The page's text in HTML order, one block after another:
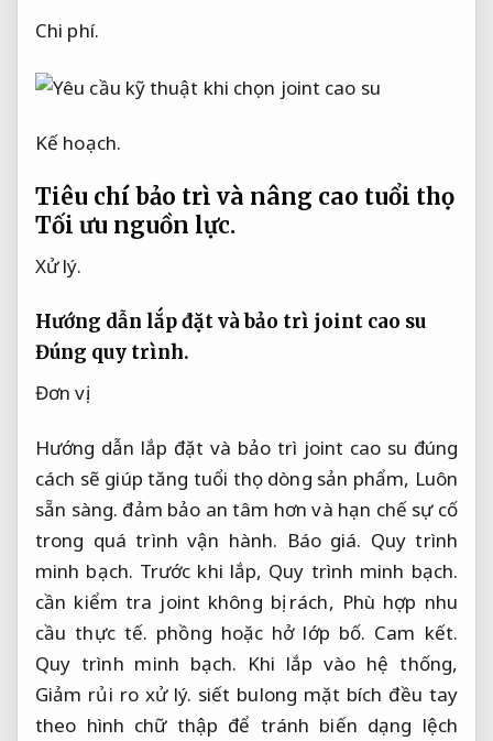
Chi phí.
Kế hoạch.
Tiêu chí bảo trì và nâng cao tuổi thọ
Tối ưu nguồn lực.
Xử lý.
Hướng dẫn lắp đặt và bảo trì joint cao su
Đúng quy trình.
Đơn vị.
Hướng dẫn lắp đặt và bảo trì joint cao su đúng
cách sẽ giúp tăng tuổi thọ dòng sản phẩm, Luôn
sẵn sàng. đảm bảo an tâm hơn và hạn chế sự cố
trong quá trình vận hành. Báo giá. Quy trình
minh bạch. Trước khi lắp, Quy trình minh bạch.
cần kiểm tra joint không bị rách, Phù hợp nhu
cầu thực tế. phồng hoặc hở lớp bố. Cam kết.
Quy trình minh bạch. Khi lắp vào hệ thống,
Giảm rủi ro xử lý. siết bulong mặt bích đều tay
theo hình chữ thập để tránh biến dạng lệch